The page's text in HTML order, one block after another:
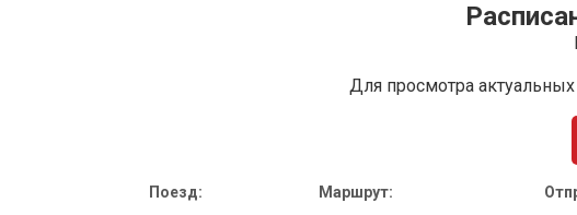
Для просмотра
Поезд: Маршрут: